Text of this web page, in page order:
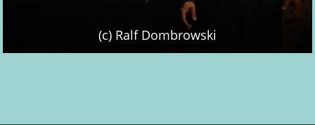
(c) Ralf Dombrowski